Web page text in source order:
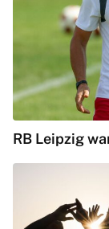
RB Leipzig